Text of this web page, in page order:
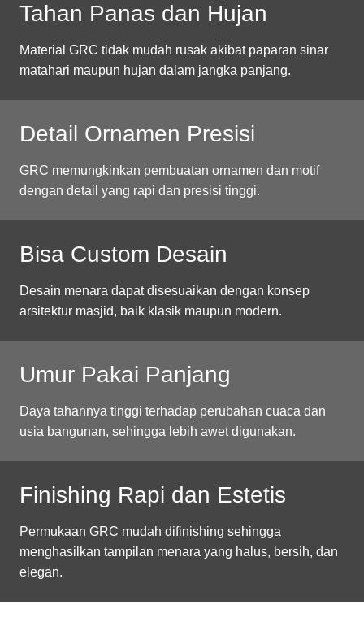
Tahan Panas dan Hujan
Material GRC tidak mudah rusak akibat paparan sinar
matahari maupun hujan dalam jangka panjang.
Detail Ornamen Presisi
GRC memungkinkan pembuatan ornamen dan motif
dengan detail yang rapi dan presisi tinggi.
Bisa Custom Desain
Desain menara dapat disesuaikan dengan konsep
arsitektur masjid, baik klasik maupun modern.
Umur Pakai Panjang
Daya tahannya tinggi terhadap perubahan cuaca dan
usia bangunan, sehingga lebih awet digunakan.
Finishing Rapi dan Estetis
Permukaan GRC mudah difinishing sehingga
menghasilkan tampilan menara yang halus, bersih, dan
elegan.